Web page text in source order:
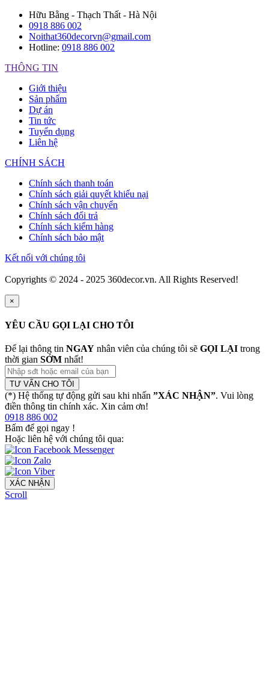
Hữu Bằng - Thạch Thất - Hà Nội
0918 886 002
Noithat360decorvn@gmail.com
Hotline: 0918 886 002
THÔNG TIN
Giới thiệu
Sản phẩm
Dự án
Tin tức
Tuyển dụng
Liên hệ
CHÍNH SÁCH
Chính sách thanh toán
Chính sách giải quyết khiếu nại
Chính sách vận chuyển
Chính sách đổi trả
Chính sách kiểm hàng
Chính sách bảo mật
Kết nối với chúng tôi
Copyrights © 2024 - 2025 360decor.vn. All Rights Reserved!
×
YÊU CẦU GỌI LẠI CHO TÔI
Để lại thông tin NGAY nhân viên của chúng tôi sẽ GỌI LẠI trong
thời gian SỚM nhất!
TƯ VẤN CHO TÔI
(*) Hệ thống tự động gửi sau khi nhấn ”XÁC NHẬN”. Vui lòng
điền thông tin chính xác. Xin cảm ơn!
0918 886 002
Bấm để gọi ngay !
Hoặc liên hệ với chúng tôi qua:
XÁC NHẬN
Scroll